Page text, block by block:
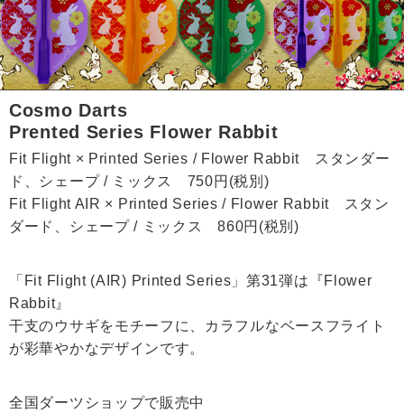
Cosmo Darts
Prented Series Flower Rabbit
Fit Flight × Printed Series / Flower Rabbit スタンダー
ド、シェープ / ミックス 750円(税別)
Fit Flight AIR × Printed Series / Flower Rabbit スタン
ダード、シェープ / ミックス 860円(税別)
「Fit Flight (AIR) Printed Series」第31弾は『Flower
Rabbit』
干支のウサギをモチーフに、カラフルなベースフライト
が彩華やかなデザインです。
全国ダーツショップで販売中